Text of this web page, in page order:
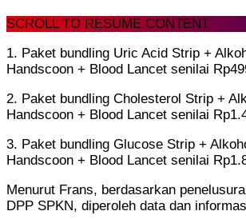
SCROLL TO RESUME CONTENT
1. Paket bundling Uric Acid Strip +
Handscoon + Blood Lancet senilai
2. Paket bundling Cholesterol Strip +
Handscoon + Blood Lancet senilai
3. Paket bundling Glucose Strip +
Handscoon + Blood Lancet senilai
Menurut Frans, berdasarkan
DPP SPKN, diperoleh data dan